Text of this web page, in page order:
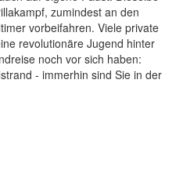
zumindest an den
vorbeifahren. Viele private
revolutionäre Jugend hinter
noch vor sich haben:
- immerhin sind Sie in der